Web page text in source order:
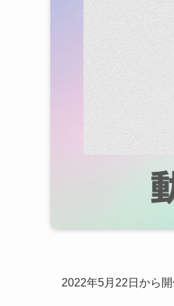
2022年5月22日から